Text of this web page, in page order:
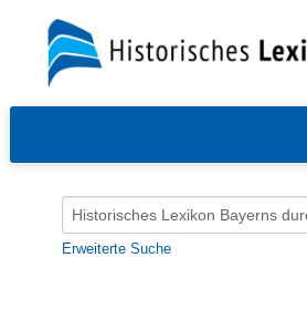
Erweiterte Suche